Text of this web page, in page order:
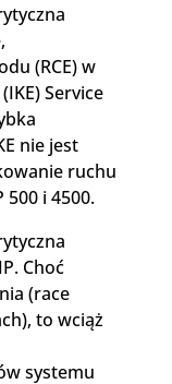
(RCE) w
Service
nie jest
ruchu
i 4500.
Choć
(race
to wciąż
systemu